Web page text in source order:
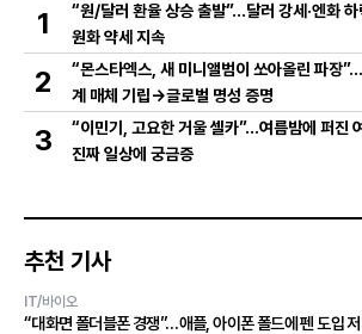
1
“원/달러 환율 상승 출발”…달러 강세·엔화 하
원화 약세 지속
2
“몬스타엑스, 새 미니앨범이 쏘아올린 파장”…
계 매체 기립→글로벌 명성 증명
3
“이민기, 고요한 거울 셀카”…여름밤에 퍼진
진짜 일상에 궁금증
추천 기사
IT/바이오
“대화면 폴더블폰 경쟁”…애플, 아이폰 폴드에 펜 도입 저